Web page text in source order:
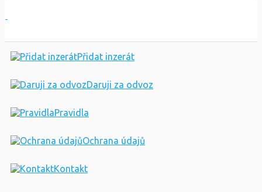
Přidat inzerát
Daruji za odvoz
Pravidla
Ochrana údajů
Kontakt